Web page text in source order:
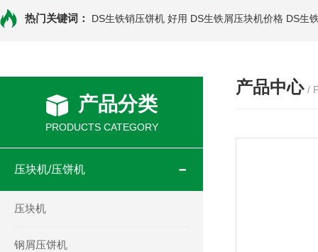
热门关键词： DS生铁销压饼机 好用 DS生铁屑压块机价格 DS生
产品分类
PRODUCTS CATEGORY
压块机/压饼机
压块机
钢屑压饼机
产品中心 /